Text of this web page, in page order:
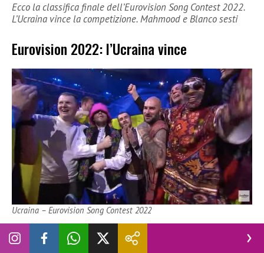
Ecco la classifica finale dell’Eurovision Song Contest 2022.
L’Ucraina vince la competizione. Mahmood e Blanco sesti
Eurovision 2022: l’Ucraina vince
Ucraina – Eurovision Song Contest 2022
Questa sera finalmente abbiamo scoperto chi ha trionfato a
L’Eurovision Song Contest 2022